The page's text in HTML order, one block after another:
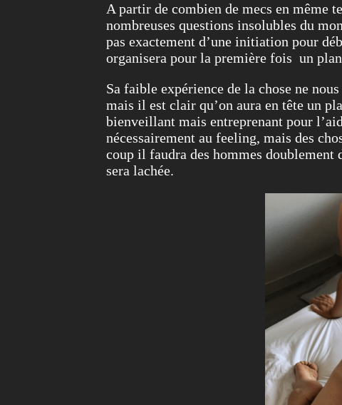
A partir de combien de mecs en même
nombreuses questions insolubles du
pas exactement d’une initiation pour
organisera pour la première fois un
Sa faible expérience de la chose ne
mais il est clair qu’on aura en tête un
bienveillant mais entreprenant pour
nécessairement au feeling, mais des
coup il faudra des hommes doublement
sera lachée.